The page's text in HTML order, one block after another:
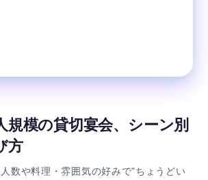
規模の貸切宴会、シーン別
方
数や料理・雰囲気の好みで"ちょうどい